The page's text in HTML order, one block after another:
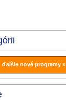
ďalšie nové programy »